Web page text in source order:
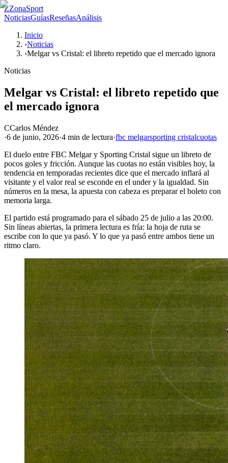
ZZonaSport
NoticiasGuíasReseñasAnálisis
Inicio
›Noticias
›Melgar vs Cristal: el libreto repetido que el mercado ignora
Noticias
Melgar vs Cristal: el libreto repetido que
el mercado ignora
CCarlos Méndez
·6 de junio, 2026·4 min de lectura·fbc melgarsporting cristalcuotas
El duelo entre FBC Melgar y Sporting Cristal sigue un libreto de
pocos goles y fricción. Aunque las cuotas no están visibles hoy, la
tendencia en temporadas recientes dice que el mercado inflará al
visitante y el valor real se esconde en el under y la igualdad. Sin
números en la mesa, la apuesta con cabeza es preparar el boleto con
memoria larga.
El partido está programado para el sábado 25 de julio a las 20:00.
Sin líneas abiertas, la primera lectura es fría: la hoja de ruta se
escribe con lo que ya pasó. Y lo que ya pasó entre ambos tiene un
ritmo claro.